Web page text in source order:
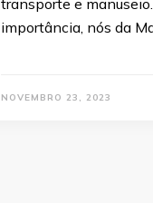
importância, nós da
NOVEMBRO 23, 2023